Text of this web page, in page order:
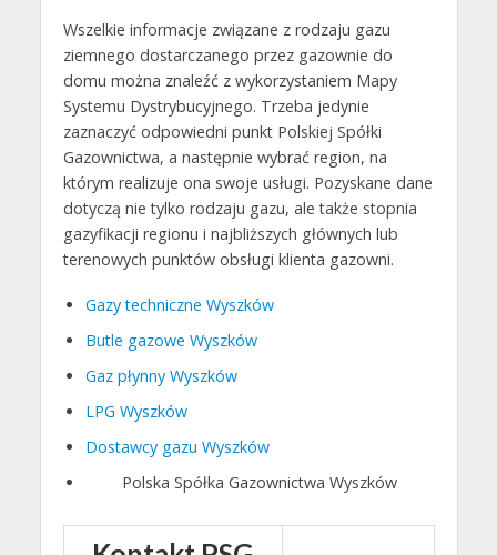
Wszelkie informacje związane z rodzaju gazu
ziemnego dostarczanego przez gazownie do
domu można znaleźć z wykorzystaniem Mapy
Systemu Dystrybucyjnego. Trzeba jedynie
zaznaczyć odpowiedni punkt Polskiej Spółki
Gazownictwa, a następnie wybrać region, na
którym realizuje ona swoje usługi. Pozyskane dane
dotyczą nie tylko rodzaju gazu, ale także stopnia
gazyfikacji regionu i najbliższych głównych lub
terenowych punktów obsługi klienta gazowni.
Gazy techniczne Wyszków
Butle gazowe Wyszków
Gaz płynny Wyszków
LPG Wyszków
Dostawcy gazu Wyszków
Polska Spółka Gazownictwa Wyszków